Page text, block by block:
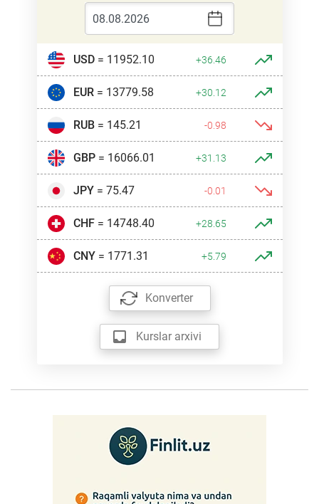
USD= 11952.10 +36.46
EUR= 13779.58 +30.12
RUB= 145.21 -0.98
GBP= 16066.01 +31.13
JPY= 75.47 -0.01
CHF= 14748.40 +28.65
CNY= 1771.31 +5.79
Konverter
Kurslar arxivi